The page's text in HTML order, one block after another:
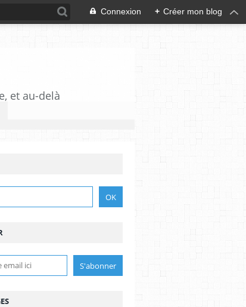
Connexion + Créer mon blog
et au-delà